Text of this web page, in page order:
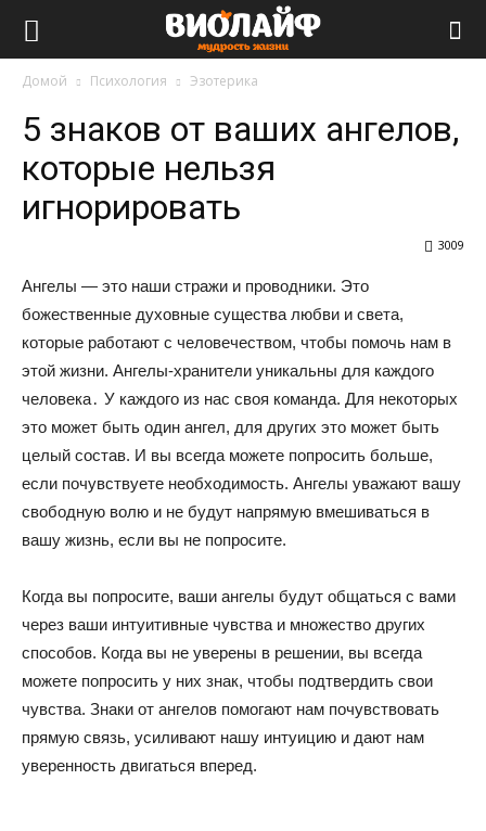
Домой Психология Эзотерика
5 знаков от ваших ангелов,
которые нельзя
игнорировать
3009
Ангелы — это наши стражи и проводники. Это
божественные духовные существа любви и света,
которые работают с человечеством, чтобы помочь нам в
этой жизни. Ангелы-хранители уникальны для каждого
человека․ У каждого из нас своя команда. Для некоторых
это может быть один ангел, для других это может быть
целый состав. И вы всегда можете попросить больше,
если почувствуете необходимость. Ангелы уважают вашу
свободную волю и не будут напрямую вмешиваться в
вашу жизнь, если вы не попросите.
Когда вы попросите, ваши ангелы будут общаться с вами
через ваши интуитивные чувства и множество других
способов. Когда вы не уверены в решении, вы всегда
можете попросить у них знак, чтобы подтвердить свои
чувства. Знаки от ангелов помогают нам почувствовать
прямую связь, усиливают нашу интуицию и дают нам
уверенность двигаться вперед.